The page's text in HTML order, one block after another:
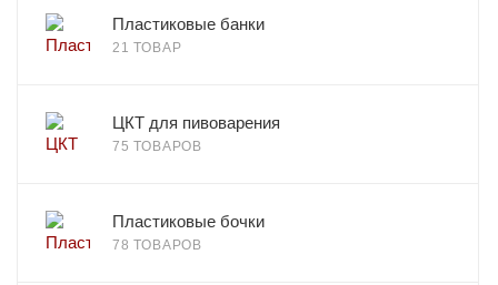
Пластиковые банки
21 ТОВАР
ЦКТ для пивоварения
75 ТОВАРОВ
Пластиковые бочки
78 ТОВАРОВ